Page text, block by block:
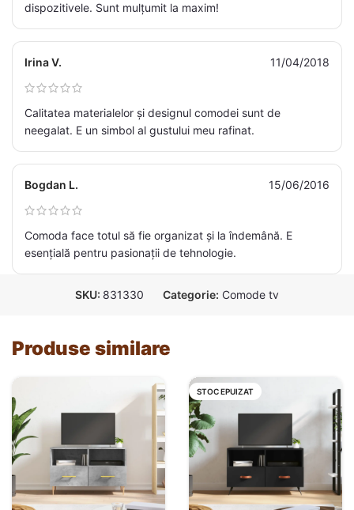
dispozitivele. Sunt mulțumit la maxim!
Irina V. 11/04/2018
Calitatea materialelor și designul comodei sunt de
neegalat. E un simbol al gustului meu rafinat.
Bogdan L. 15/06/2016
Comoda face totul să fie organizat și la îndemână. E
esențială pentru pasionații de tehnologie.
SKU: 831330 Categorie: Comode tv
Produse similare
STOC EPUIZAT